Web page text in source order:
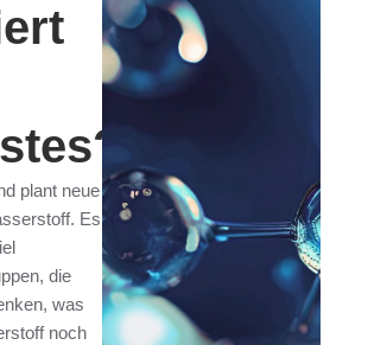
plant neue
Es
die
was
noch